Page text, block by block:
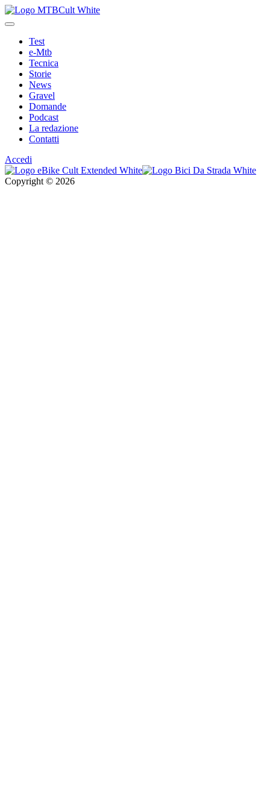
Test
e-Mtb
Tecnica
Storie
News
Gravel
Domande
Podcast
La redazione
Contatti
Accedi
Copyright © 2026